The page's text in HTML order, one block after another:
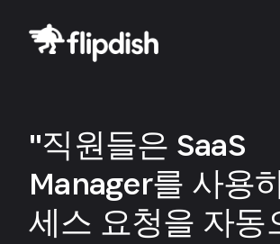
"직원들은 SaaS
Manager를 사용
세스 요청을 자동